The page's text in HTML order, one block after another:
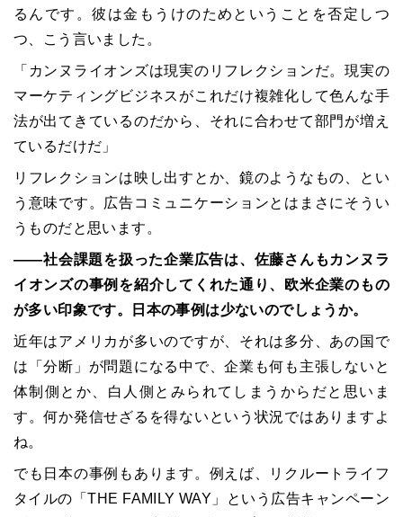
るんです。彼は金もうけのためということを否定しつ
つ、こう言いました。
「カンヌライオンズは現実のリフレクションだ。現実の
マーケティングビジネスがこれだけ複雑化して色んな手
法が出てきているのだから、それに合わせて部門が増え
ているだけだ」
リフレクションは映し出すとか、鏡のようなもの、とい
う意味です。広告コミュニケーションとはまさにそうい
うものだと思います。
――社会課題を扱った企業広告は、佐藤さんもカンヌラ
イオンズの事例を紹介してくれた通り、欧米企業のもの
が多い印象です。日本の事例は少ないのでしょうか。
近年はアメリカが多いのですが、それは多分、あの国で
は「分断」が問題になる中で、企業も何も主張しないと
体制側とか、白人側とみられてしまうからだと思いま
す。何か発信せざるを得ないという状況ではありますよ
ね。
でも日本の事例もあります。例えば、リクルートライフ
タイルの「THE FAMILY WAY」という広告キャンペーン